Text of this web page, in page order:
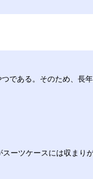
である。そのため、長
ーツケースには収ま